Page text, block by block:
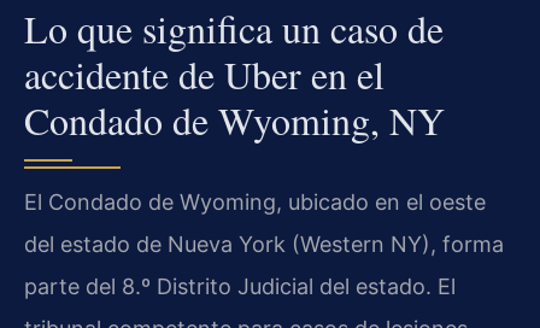
Lo que significa un caso de
accidente de Uber en el
Condado de Wyoming, NY
El Condado de Wyoming, ubicado en el oeste
del estado de Nueva York (Western NY), forma
parte del 8.º Distrito Judicial del estado. El